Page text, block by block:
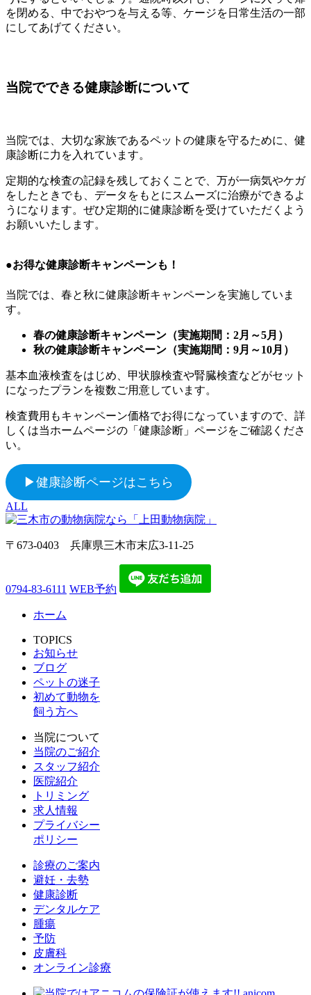
を閉める、中でおやつを与える等、ケージを日常生活の一部
にしてあげてください。
当院でできる健康診断について
当院では、大切な家族であるペットの健康を守るために、健
康診断に力を入れています。
定期的な検査の記録を残しておくことで、万が一病気やケガ
をしたときでも、データをもとにスムーズに治療ができるよ
うになります。ぜひ定期的に健康診断を受けていただくよう
お願いいたします。
●お得な健康診断キャンペーンも！
当院では、春と秋に健康診断キャンペーンを実施していま
す。
春の健康診断キャンペーン（実施期間：2月～5月）
秋の健康診断キャンペーン（実施期間：9月～10月）
基本血液検査をはじめ、甲状腺検査や腎臓検査などがセット
になったプランを複数ご用意しています。
検査費用もキャンペーン価格でお得になっていますので、詳
しくは当ホームページの「健康診断」ページをご確認くださ
い。
▶健康診断ページはこちら
ALL
〒673-0403 兵庫県三木市末広3-11-25
0794-83-6111 WEB予約
ホーム
TOPICS
お知らせ
ブログ
ペットの迷子
初めて動物を
飼う方へ
当院について
当院のご紹介
スタッフ紹介
医院紹介
トリミング
求人情報
プライバシー
ポリシー
診療のご案内
避妊・去勢
健康診断
デンタルケア
腫瘍
予防
皮膚科
オンライン診療